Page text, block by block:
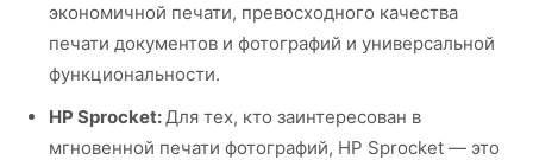
экономичной печати, превосходного качества
печати документов и фотографий и универсальной
функциональности.
HP Sprocket:Для тех, кто заинтересован в
мгновенной печати фотографий, HP Sprocket — это